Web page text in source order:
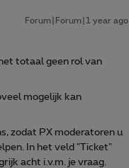
Forum|Forum|1 year ago
totaal geen rol van
mogelijk kan
zodat PX moderatoren u
In het veld "Ticket"
acht i.v.m. je vraag.